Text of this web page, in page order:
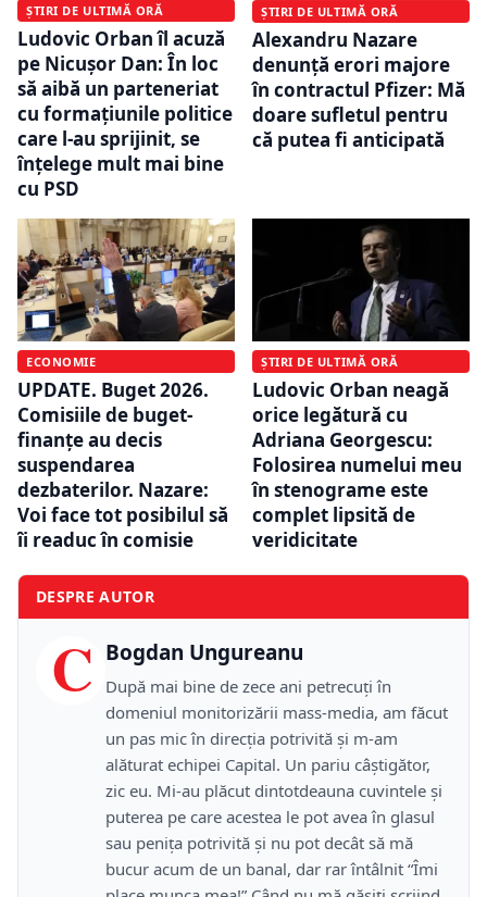
ȘTIRI DE ULTIMĂ ORĂ
Ludovic Orban îl acuză
pe Nicușor Dan: În loc
să aibă un parteneriat
cu formaţiunile politice
care l-au sprijinit, se
înţelege mult mai bine
cu PSD
ȘTIRI DE ULTIMĂ ORĂ
Alexandru Nazare
denunță erori majore
în contractul Pfizer: Mă
doare sufletul pentru
că putea fi anticipată
ECONOMIE
UPDATE. Buget 2026.
Comisiile de buget-
finanţe au decis
suspendarea
dezbaterilor. Nazare:
Voi face tot posibilul să
îi readuc în comisie
ȘTIRI DE ULTIMĂ ORĂ
Ludovic Orban neagă
orice legătură cu
Adriana Georgescu:
Folosirea numelui meu
în stenograme este
complet lipsită de
veridicitate
DESPRE AUTOR
C Bogdan Ungureanu
După mai bine de zece ani petrecuţi în
domeniul monitorizării mass-media, am făcut
un pas mic în direcţia potrivită şi m-am
alăturat echipei Capital. Un pariu câştigător,
zic eu. Mi-au plăcut dintotdeauna cuvintele şi
puterea pe care acestea le pot avea în glasul
sau peniţa potrivită şi nu pot decât să mă
bucur acum de un banal, dar rar întâlnit “Îmi